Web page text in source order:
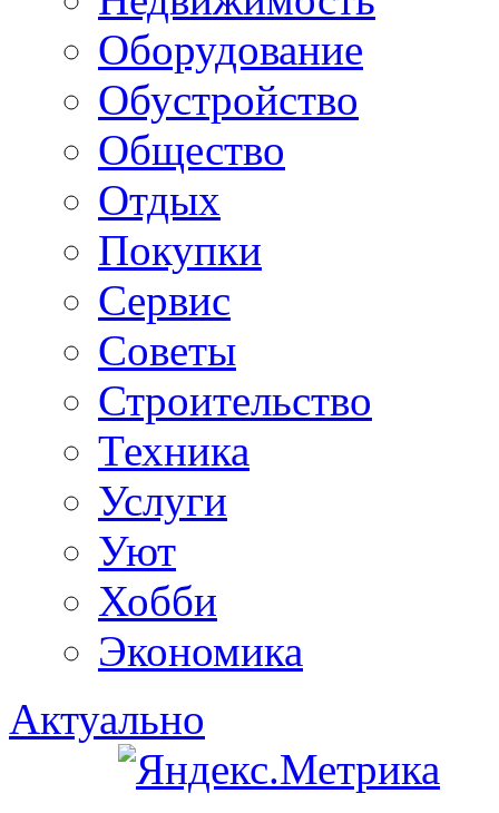
Оборудование
Обустройство
Общество
Отдых
Покупки
Сервис
Советы
Строительство
Техника
Услуги
Уют
Хобби
Экономика
Актуально